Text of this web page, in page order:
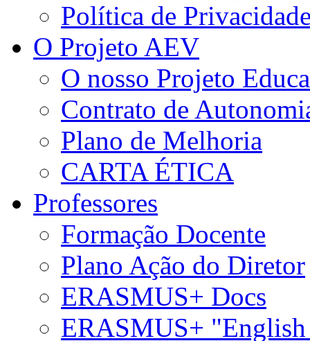
Política de
O Projeto AEV
O nosso Projeto
Contrato de
Plano de Melhoria
CARTA ÉTICA
Professores
Formação Docente
Plano Ação do Diretor
ERASMUS+ Docs
ERASMUS+